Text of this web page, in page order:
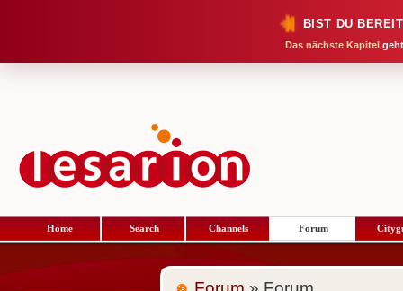
BIST DU
Das nächste Kapitel
Home Search Channels Forum